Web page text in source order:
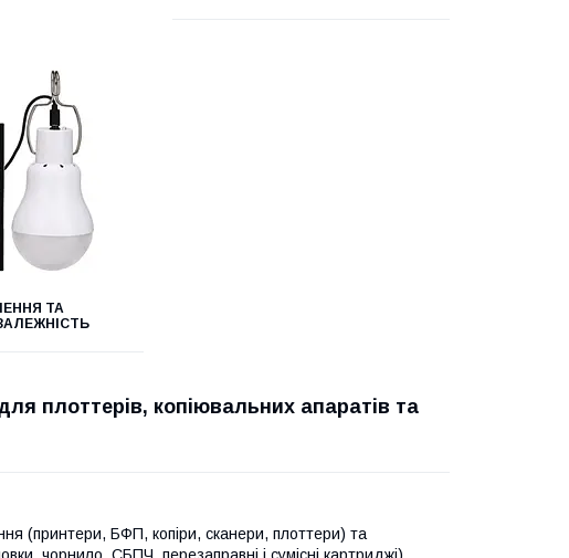
ТА
плоттерів, копіювальних апаратів та
(принтери, БФП, копіри, сканери, плоттери) та